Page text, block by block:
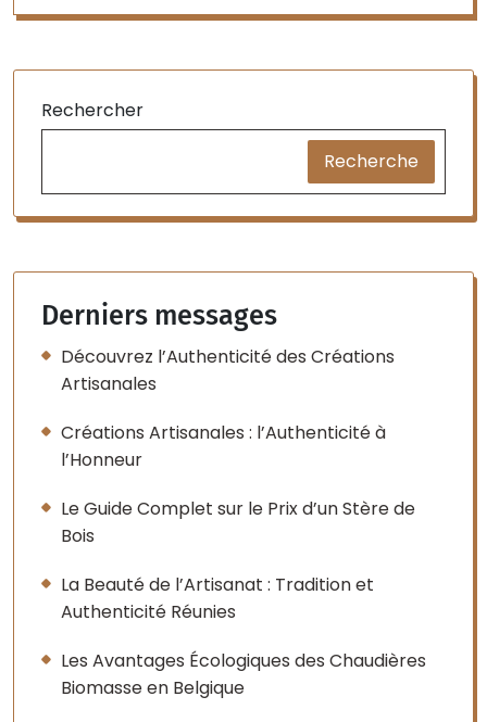
Rechercher
Recherche
Derniers messages
Découvrez l’Authenticité des Créations
Artisanales
Créations Artisanales : l’Authenticité à
l’Honneur
Le Guide Complet sur le Prix d’un Stère de
Bois
La Beauté de l’Artisanat : Tradition et
Authenticité Réunies
Les Avantages Écologiques des Chaudières
Biomasse en Belgique